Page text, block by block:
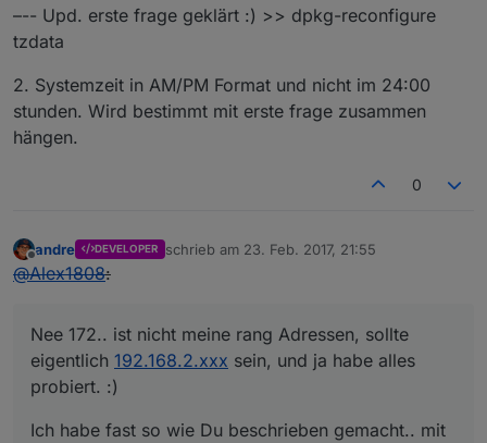
–-- Upd. erste frage geklärt :) >> dpkg-reconfigure
tzdata
2. Systemzeit in AM/PM Format und nicht im 24:00
stunden. Wird bestimmt mit erste frage zusammen
hängen.
0
Offline
andre DEVELOPER schrieb am 23. Feb. 2017, 21:55
zuletzt editiert von
@Alex1808:
Nee 172.. ist nicht meine rang Adressen, sollte
eigentlich 192.168.2.xxx sein, und ja habe alles
probiert. :)
Ich habe fast so wie Du beschrieben gemacht.. mit